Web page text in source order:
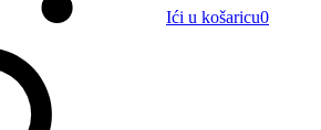
Ići u košaricu0